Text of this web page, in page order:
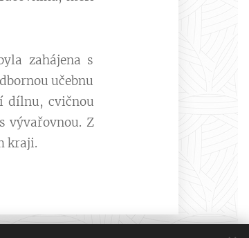
zahájena s
učebnu
dílnu, cvičnou
vývařovnou. Z
kraji.